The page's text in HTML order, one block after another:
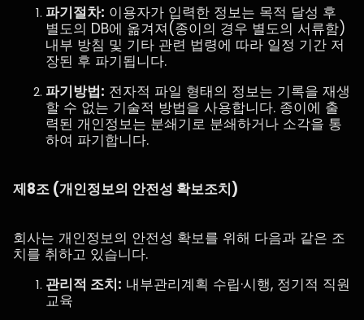
파기절차: 이용자가 입력한 정보는 목적 달성 후
별도의 DB에 옮겨져(종이의 경우 별도의 서류함)
내부 방침 및 기타 관련 법령에 따라 일정 기간 저
장된 후 파기됩니다.
파기방법: 전자적 파일 형태의 정보는 기록을 재생
할 수 없는 기술적 방법을 사용합니다. 종이에 출
력된 개인정보는 분쇄기로 분쇄하거나 소각을 통
하여 파기합니다.
제8조 (개인정보의 안전성 확보조치)
회사는 개인정보의 안전성 확보를 위해 다음과 같은 조
치를 취하고 있습니다.
관리적 조치: 내부관리계획 수립·시행, 정기적 직원
교육